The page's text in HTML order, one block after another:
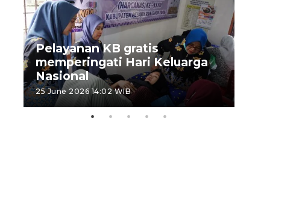
Pelayanan KB gratis
memperingati Hari Keluarga
Nasional
25 June 2026 14:02 WIB